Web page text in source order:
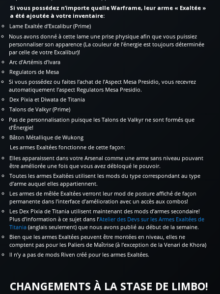
Si vous possédez n’importe quelle Warframe, leur arme « Exaltée »
a été ajoutée à votre inventaire:
Lame Exaltée d’Excalibur (Prime)
Nous avons donné à cette lame une prise physique afin que vous puissiez
personnaliser son apparence (La couleur de l’énergie est toujours déterminée
par celle de votre Excalibur)!
Arc d’Artémis d’Ivara
Regulators de Mesa
Si vous possédez ou faites l’achat de l’Aspect Mesa Presidio, vous recevrez
automatiquement l’aspect Regulators Mesa Presidio.
Dex Pixia et Diwata de Titania
Talons de Valkyr (Prime)
Pas de personnalisation puisque les Talons de Valkyr ne sont formés que
d’Énergie!
Bâton Métallique de Wukong
Les armes Exaltées fonctionne de cette façon:
Elles apparaissent dans votre Arsenal comme une arme sans niveau pouvant
être améliorée une fois que vous avez débloqué le pouvoir.
Toutes les armes Exaltées utilisent les mods du type correspondant au type
d’arme auquel elles appartiennent.
Les armes de mêlée Exaltées verront leur mod de posture affiché de façon
permanente dans l’interface d’amélioration avec un accès aux combos!
Les Dex Pixia de Titania utilisent maintenant des mods d’armes secondaire!
Plus d’information à ce sujet dans l’Atelier des Devs sur les Armes Exaltées de
Titania (anglais seulement) que nous avons publié au début de la semaine.
Bien que les armes Exaltées peuvent être montées en niveau, elles ne
comptent pas pour les Paliers de Maîtrise (à l’exception de la Venari de Khora)
Il n’y a pas de mods Riven créé pour les armes Exaltées.
CHANGEMENTS À LA STASE DE LIMBO!